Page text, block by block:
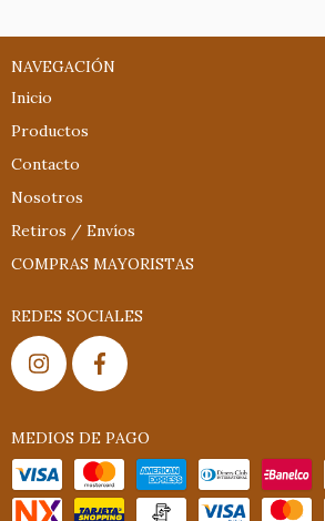
NAVEGACIÓN
Inicio
Productos
Contacto
Nosotros
Retiros / Envíos
COMPRAS MAYORISTAS
REDES SOCIALES
MEDIOS DE PAGO